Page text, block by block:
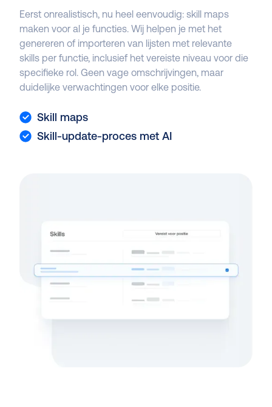
Eerst onrealistisch, nu heel eenvoudig: skill maps
maken voor al je functies. Wij helpen je met het
genereren of importeren van lijsten met relevante
skills per functie, inclusief het vereiste niveau voor die
specifieke rol. Geen vage omschrijvingen, maar
duidelijke verwachtingen voor elke positie.
Skill maps
Skill-update-proces met AI